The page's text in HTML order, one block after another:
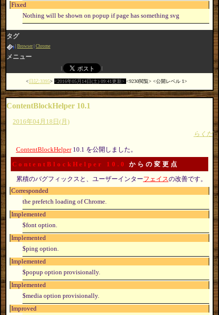
Fixed
Nothing will be shown on popup if page has something svg
タグ
Browser Chrome
メニュー
日記:3395 2016年05月14日(土) 09:41更新 9230閲覧 公開レベル 1
ContentBlockHelper 10.1
2016年04月18日(月)
らくだ
ContentBlockHelper10.1 を公開しました。
ContentBlockHelper 10.0 からの変更点
累積のバグフィックスと、ユーザーインターフェイスの改善です。
Corresponded
the prefetch loading of Chrome.
Implemented
$font option.
Implemented
$ping option.
Implemented
$popup option provisionally.
Implemented
$media option provisionally.
Improved